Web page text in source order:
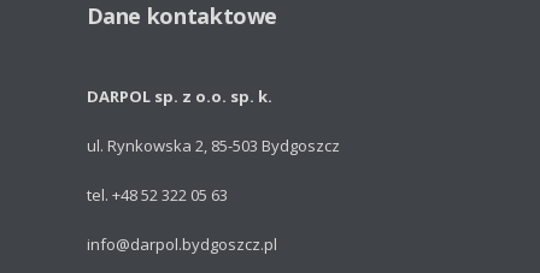
Dane kontaktowe
DARPOL sp. z o.o. sp. k.
ul. Rynkowska 2, 85-503 Bydgoszcz
tel. +48 52 322 05 63
info@darpol.bydgoszcz.pl